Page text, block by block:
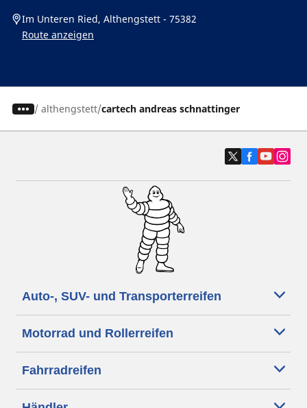
Im Unteren Ried, Althengstett - 75382
Route anzeigen
/ althengstett cartech andreas schnattinger
Auto-, SUV- und Transporterreifen
Motorrad und Rollerreifen
Fahrradreifen